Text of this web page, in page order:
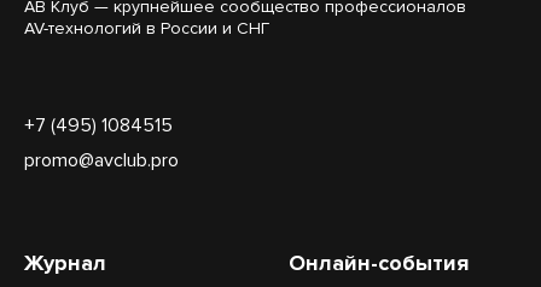
АВ Клуб — крупнейшее сообщество профессионалов
AV-технологий в России и СНГ
+7 (495) 1084515
promo@avclub.pro
Журнал
Онлайн-события